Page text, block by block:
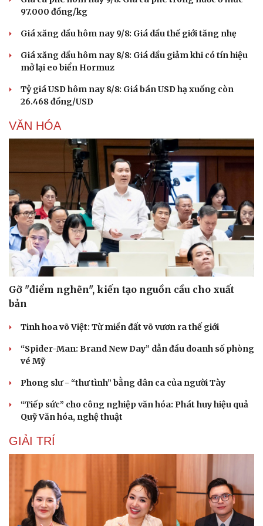
Du lịch
Săn Tour
check-in
Podcast
Đọc truyện đêm khuya
Cửa sổ tình yêu
Kể chuyện cho bé
Hạt giống tâm hồn
97.000 đồng/kg
Giá xăng dầu hôm nay 9/8: Giá dầu thế giới tăng nhẹ
Giá xăng dầu hôm nay 8/8: Giá dầu giảm khi có tín hiệu
mở lại eo biển Hormuz
Tỷ giá USD hôm nay 8/8: Giá bán USD hạ xuống còn
26.468 đồng/USD
VĂN HÓA
Gỡ "điểm nghẽn", kiến tạo nguồn cầu cho xuất
bản
Tinh hoa võ Việt: Từ miền đất võ vươn ra thế giới
“Spider-Man: Brand New Day” dẫn đầu doanh số phòng
vé Mỹ
Phong slư - “thư tình” bằng dân ca của người Tày
“Tiếp sức” cho công nghiệp văn hóa: Phát huy hiệu quả
Quỹ Văn hóa, nghệ thuật
GIẢI TRÍ